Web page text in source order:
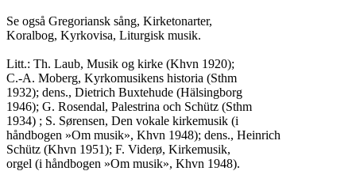
Se også Gregoriansk sång, Kirketonarter,
Koralbog, Kyrkovisa, Liturgisk musik.
Litt.: Th. Laub, Musik og kirke (Khvn 1920);
C.-A. Moberg, Kyrkomusikens historia (Sthm
1932); dens., Dietrich Buxtehude (Hälsingborg
1946); G. Rosendal, Palestrina och Schütz (Sthm
1934) ; S. Sørensen, Den vokale kirkemusik (i
håndbogen »Om musik», Khvn 1948); dens., Heinrich
Schütz (Khvn 1951); F. Viderø, Kirkemusik,
orgel (i håndbogen »Om musik», Khvn 1948).